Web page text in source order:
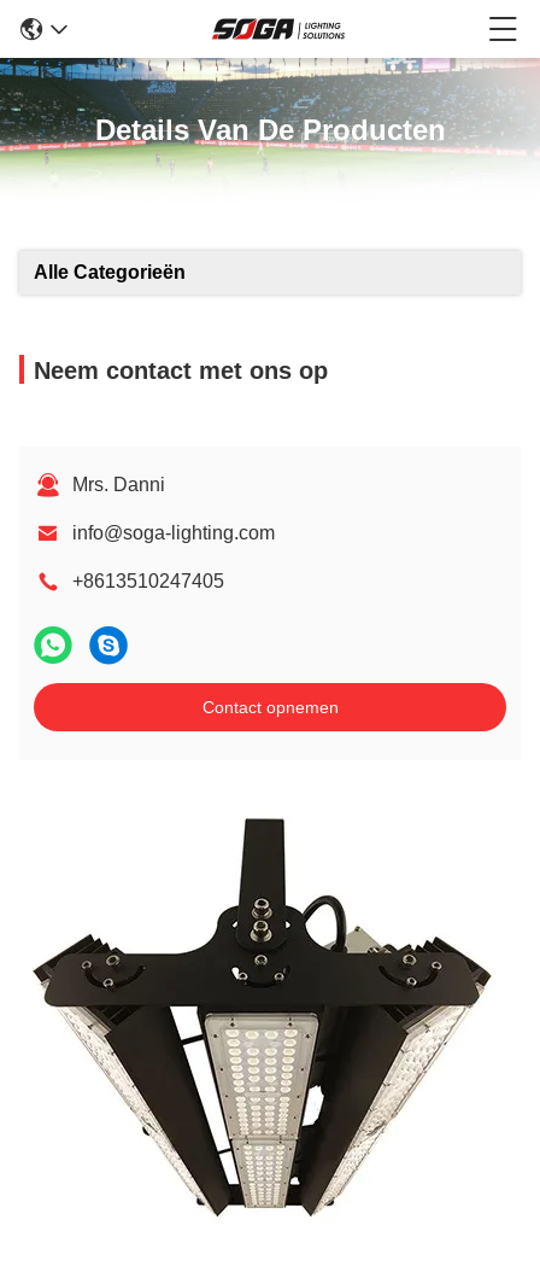
Details Van De Producten
Alle Categorieën
Neem contact met ons op
Mrs. Danni
info@soga-lighting.com
+8613510247405
Contact opnemen